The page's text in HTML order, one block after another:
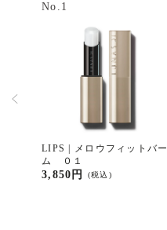
No.1
LIPS | メロウフィットバー
ム ０１
(税込)
3,850円